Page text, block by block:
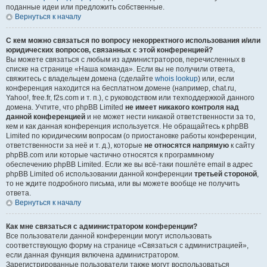
поданные идеи или предложить собственные.
Вернуться к началу
С кем можно связаться по вопросу некорректного использования и/или
юридических вопросов, связанных с этой конференцией?
Вы можете связаться с любым из администраторов, перечисленных в
списке на странице «Наша команда». Если вы не получили ответа,
свяжитесь с владельцем домена (сделайте whois lookup) или, если
конференция находится на бесплатном домене (например, chat.ru,
Yahoo!, free.fr, f2s.com и т. п.), с руководством или техподдержкой данного
домена. Учтите, что phpBB Limited не имеет никакого контроля над
данной конференцией и не может нести никакой ответственности за то,
кем и как данная конференция используется. Не обращайтесь к phpBB
Limited по юридическим вопросам (о приостановке работы конференции,
ответственности за неё и т. д.), которые не относятся напрямую к сайту
phpBB.com или которые частично относятся к программному
обеспечению phpBB Limited. Если же вы всё-таки пошлёте email в адрес
phpBB Limited об использовании данной конференции третьей стороной,
то не ждите подробного письма, или вы можете вообще не получить
ответа.
Вернуться к началу
Как мне связаться с администратором конференции?
Все пользователи данной конференции могут использовать
соответствующую форму на странице «Связаться с администрацией»,
если данная функция включена администратором.
Зарегистрированные пользователи также могут воспользоваться